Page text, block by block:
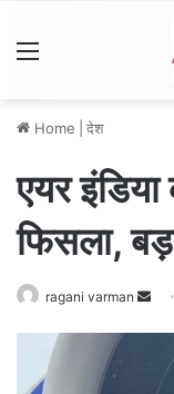
Home देश
एयर
फिसला,
ragani varman